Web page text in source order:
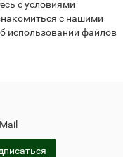
с условиями
с нашими
использовании файлов